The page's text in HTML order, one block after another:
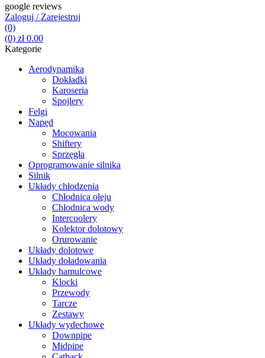
google reviews
Zaloguj / Zarejestruj
(0)
(0) zł0.00
Kategorie
Aerodynamika
Dokładki
Karoseria
Spojlery
Felgi
Napęd
Mocowania
Shiftery
Sprzęgła
Oprogramowanie silnika
Silnik
Układy chłodzenia
Chłodnica oleju
Chłodnica wody
Intercoolery
Kolektor dolotowy
Orurowanie
Układy dolotowe
Układy doładowania
Układy hamulcowe
Klocki
Przewody
Tarcze
Zestawy
Układy wydechowe
Downpipe
Midpipe